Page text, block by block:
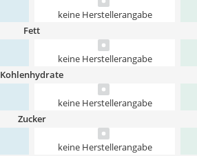
keine Herstellerangabe
Fett
keine Herstellerangabe
Kohlenhydrate
keine Herstellerangabe
Zucker
keine Herstellerangabe